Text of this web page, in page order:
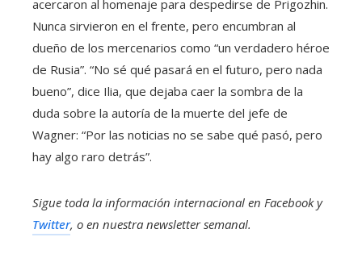
acercaron al homenaje para despedirse de Prigozhin.
Nunca sirvieron en el frente, pero encumbran al
dueño de los mercenarios como “un verdadero héroe
de Rusia”. “No sé qué pasará en el futuro, pero nada
bueno”, dice Ilia, que dejaba caer la sombra de la
duda sobre la autoría de la muerte del jefe de
Wagner: “Por las noticias no se sabe qué pasó, pero
hay algo raro detrás”.
Sigue toda la información internacional en Facebooky
Twitter, o en nuestra newsletter semanal.